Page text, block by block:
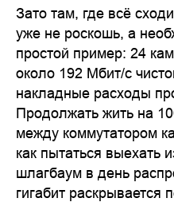
Зато там, где всё
уже не роскошь, а
простой пример: 24
около 192 Мбит/с
накладные расходы
Продолжать жить на
между коммутатором
как пытаться выехать
шлагбаум в день
гигабит раскрывается